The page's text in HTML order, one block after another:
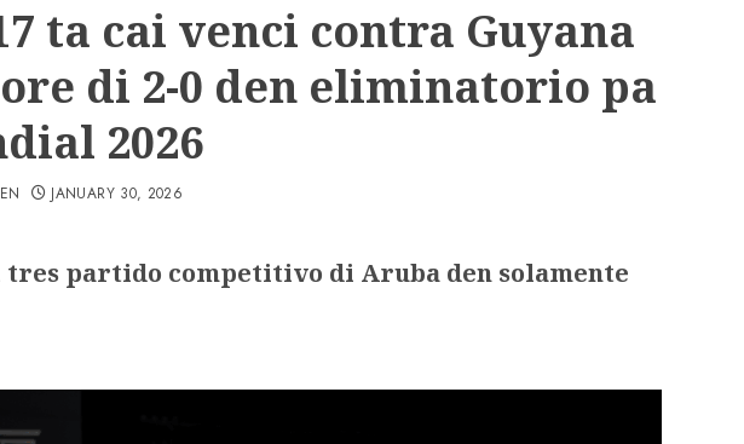
ta cai venci contra Guyana
di 2-0 den eliminatorio pa
2026
JANUARY 30, 2026
tres partido competitivo di Aruba den solamente